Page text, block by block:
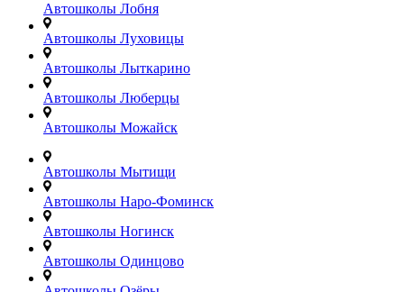
Автошколы Лобня
Автошколы Луховицы
Автошколы Лыткарино
Автошколы Люберцы
Автошколы Можайск
Автошколы Мытищи
Автошколы Наро-Фоминск
Автошколы Ногинск
Автошколы Одинцово